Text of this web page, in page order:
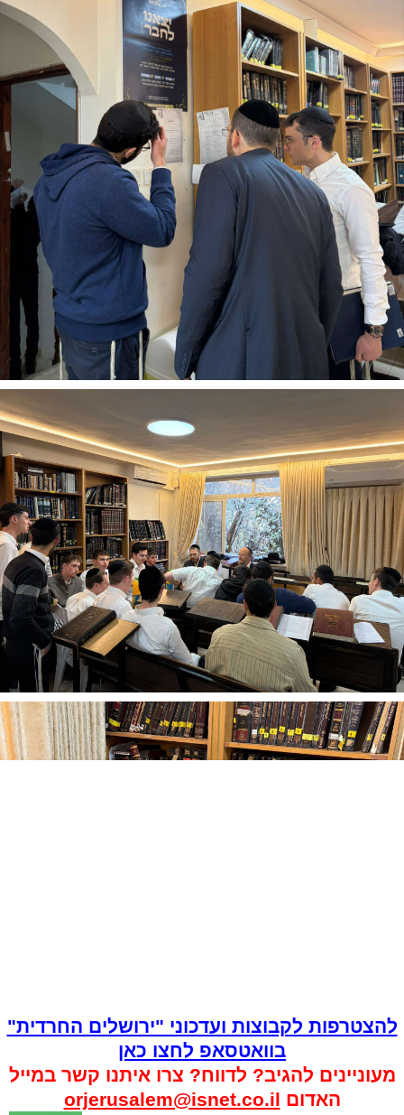
להצטרפות לקבוצות ועדכוני "ירושלים החרדית"
בוואטסאפ לחצו כאן
מעוניינים להגיב? לדווח? צרו איתנו קשר במייל
האדום orjerusalem@isnet.co.il